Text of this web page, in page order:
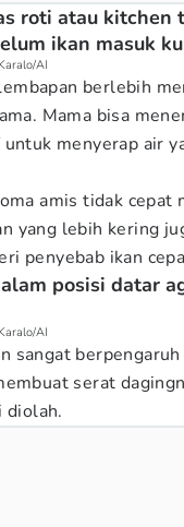
roti atau kitchen
ikan masuk
AI
berlebih
Mama bisa
untuk menyerap air
amis tidak
yang lebih kering
penyebab ikan
posisi datar
AI
sangat
serat
diolah.